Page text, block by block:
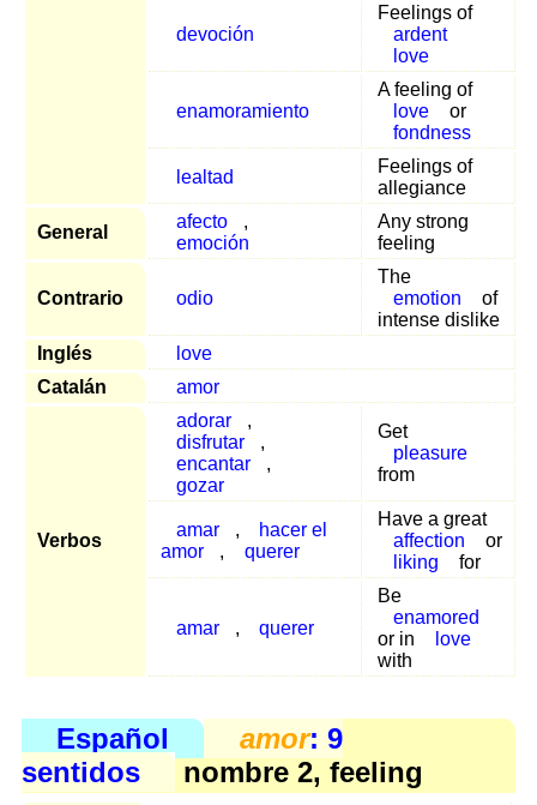
devoción
Feelings of
ardent
love
enamoramiento
A feeling of
love
or
fondness
lealtad
Feelings of
allegiance
General
afecto
,
emoción
Any strong
feeling
Contrario odio
The
emotion
of
intense dislike
Inglés
love
Catalán
amor
Verbos
adorar
,
disfrutar
,
encantar
,
gozar
Get
pleasure
from
amar ,
hacer el
amor
, querer
Have a great
affection
or
liking
for
amar , querer
Be
enamored
or in
love
with
Español amor: 9
sentidos
nombre 2, feeling